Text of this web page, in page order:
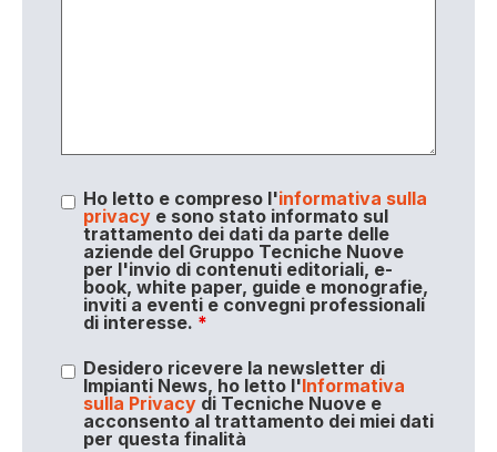
Ho letto e compreso l'informativa sulla
privacye sono stato informato sul
trattamento dei dati da parte delle
aziende del Gruppo Tecniche Nuove
per l'invio di contenuti editoriali, e-
book, white paper, guide e monografie,
inviti a eventi e convegni professionali
di interesse. *
Desidero ricevere la newsletter di
Impianti News, ho letto l'Informativa
sulla Privacydi Tecniche Nuove e
acconsento al trattamento dei miei dati
per questa finalità